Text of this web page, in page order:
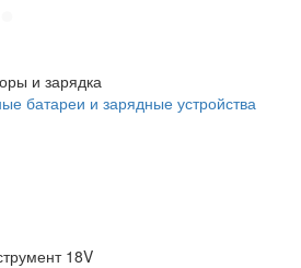
и зарядка
батареи и зарядные устройства
18V